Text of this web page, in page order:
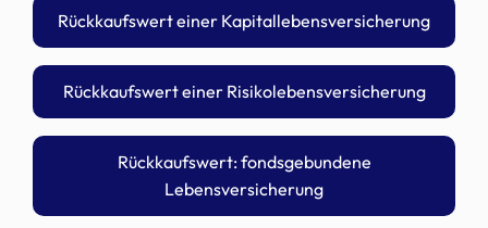
Rückkaufswert einer Kapitallebensversicherung
Rückkaufswert einer Risikolebensversicherung
Rückkaufswert: fondsgebundene
Lebensversicherung